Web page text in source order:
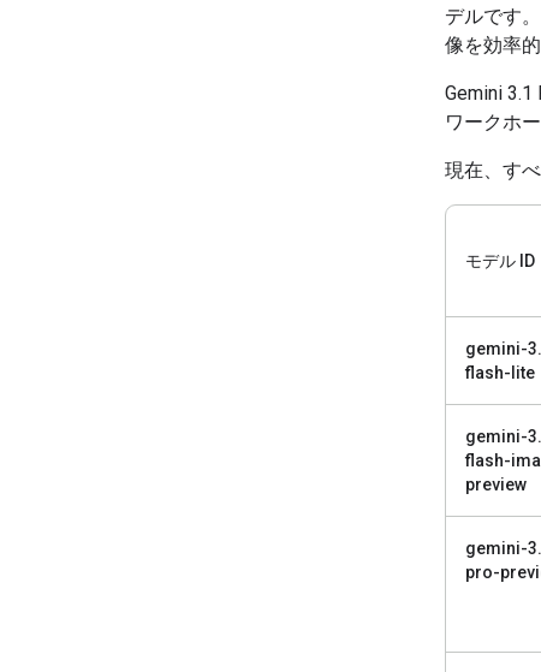
デルです
像を効率
Gemini
ワークホ
現在、す
モデル ID
gemini-
flash-lite
gemini-
flash-
preview
gemini-
pro-